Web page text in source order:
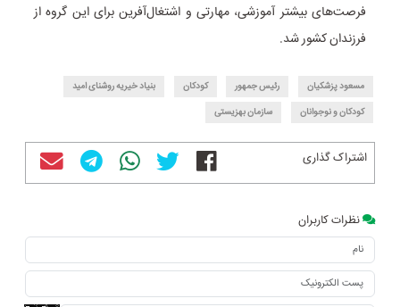
فرصت‌های بیشتر آموزشی، مهارتی و اشتغال‌آفرین برای این گروه از
فرزندان کشور شد.
مسعود پزشکیان رئیس جمهور کودکان
بنیاد خیریه روشنای امید
کودکان و نوجوانان
سازمان بهزیستی
اشتراک گذاری
نظرات کاربران